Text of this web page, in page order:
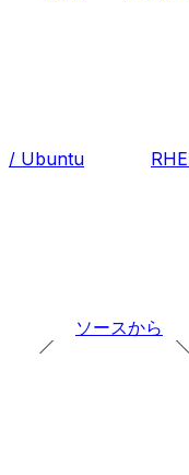
/ Ubuntu
ソースから